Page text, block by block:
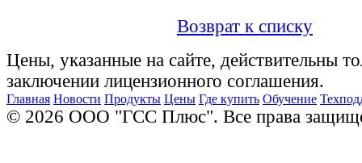
Возврат к списку
Цены, указанные на сайте, действительны
заключении лицензионного соглашения.
Главная Новости Продукты Цены Где купить Обучение
© 2026 ООО "ГСС Плюс". Все права